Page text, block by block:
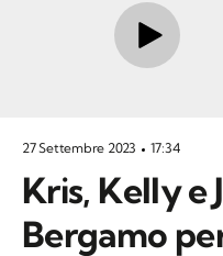
27 Settembre 2023 17:34
Kris, Kelly e
Bergamo